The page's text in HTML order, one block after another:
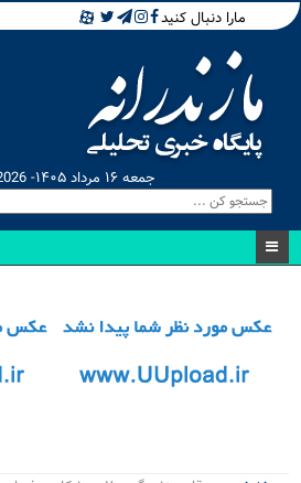
مارا دنبال کنید
جمعه ۱۶ مرداد ۱۴۰۵- Aug 7 2026